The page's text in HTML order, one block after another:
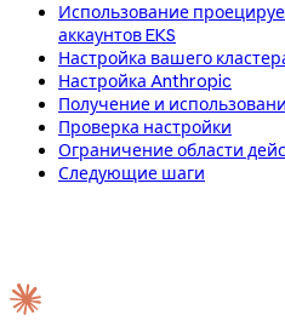
Использование
аккаунтов EKS
Настройка вашего
Настройка Anthropic
Получение и
Проверка настройки
Ограничение области
Следующие шаги